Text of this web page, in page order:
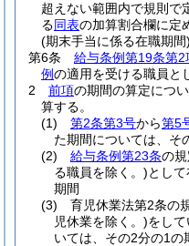
超えない範囲内で規則で
る同表の加算割合欄に定
(期末手当に係る在職期間)
第6条
給与条例第19条第2
例の適用を受ける職員と
2
前項の期間の算定につい
算する。
(1)
第2条第3号から第5
た期間については、そ
(2)
給与条例第23条の
る職員を除く。)とし
期間
(3)
育児休業法第2条の
児休業を除く。)をし
いては、その2分の1の